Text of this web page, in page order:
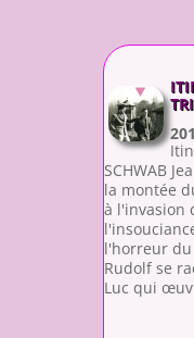
SCHWAB
la montée
à l'invasion
l'horreur
Rudolf se
Luc qui